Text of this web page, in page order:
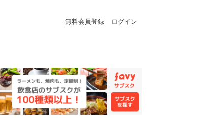
無料会員登録 ログイン